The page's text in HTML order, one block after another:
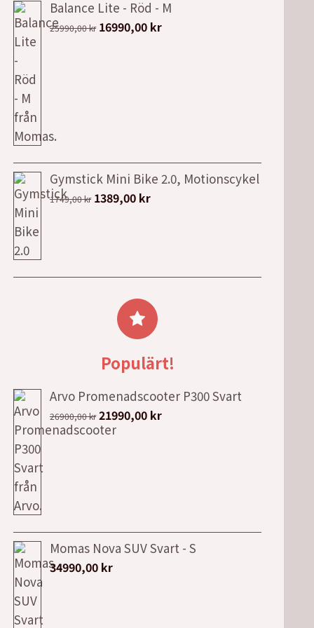
Balance Lite - Röd - M
25990,00kr Det
16990,00 kr
Gymstick Mini Bike 2.0, Motionscykel
1749,00kr Det
1749,00 kr.
1389,00 kr
1389,00 kr.
Populärt!
Arvo Promenadscooter P300 Svart
26900,00kr Det
ursprungliga
21990,00 kr
Momas Nova SUV Svart - S
34990,00 kr